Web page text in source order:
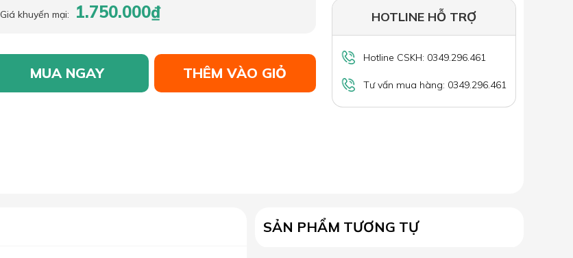
Giá khuyến mại: 1.750.000₫
MUA NGAY THÊM VÀO GIỎ
HOTLINE HỖ TRỢ
Hotline CSKH: 0349.296.461
Tư vấn mua hàng: 0349.296.461
SẢN PHẨM TƯƠNG TỰ